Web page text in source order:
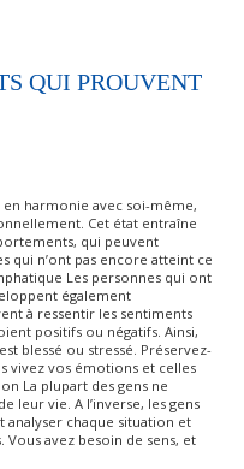
QUI PROUVENT
en harmonie avec soi-même,
Cet état entraîne
qui peuvent
qui n’ont pas encore atteint ce
Les personnes qui ont
également
à ressentir les sentiments
positifs ou négatifs. Ainsi,
blessé ou stressé. Préservez-
vivez vos émotions et celles
La plupart des gens ne
leur vie. A l’inverse, les gens
analyser chaque situation et
avez besoin de sens, et